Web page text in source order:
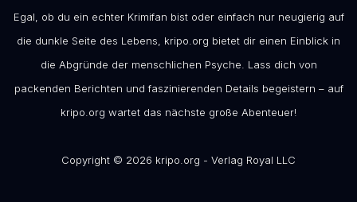
Egal, ob du ein echter Krimifan bist oder einfach nur neugierig auf
die dunkle Seite des Lebens, kripo.org bietet dir einen Einblick in
die Abgründe der menschlichen Psyche. Lass dich von
packenden Berichten und faszinierenden Details begeistern – auf
kripo.org wartet das nächste große Abenteuer!
Copyright © 2026 kripo.org - Verlag Royal LLC